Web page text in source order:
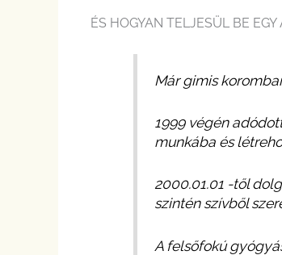
ÉS HOGYAN TELJESÜL BE EGY
Már gimis
1999 végén
munkába és
2000.01.01 -től
szintén szívből
A felsőfokú